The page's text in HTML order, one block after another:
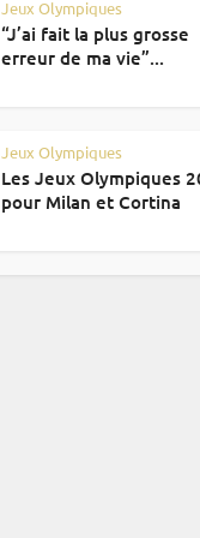
Jeux Olympiques
“J’ai fait la plus grosse
erreur de ma vie”...
Jeux Olympiques
Les Jeux Olympiques
pour Milan et Cortina